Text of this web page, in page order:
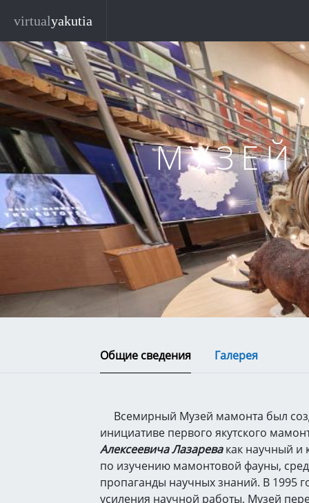
virtualyakutia
Общие сведения Галерея
Всемирный Музей мамонта был
инициативе первого якутского
Алексеевича Лазаревакак научный и
по изучению мамонтовой фауны,
пропаганды научных знаний. В 1995
усиления научной работы, Музей